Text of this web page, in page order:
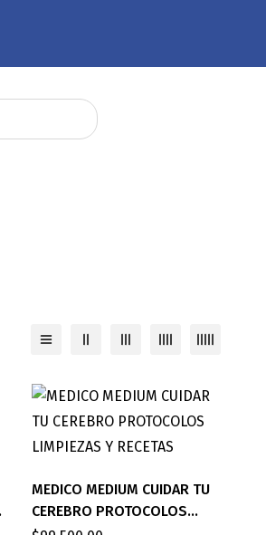
MEDICO MEDIUM CUIDAR TU
CEREBRO PROTOCOLOS